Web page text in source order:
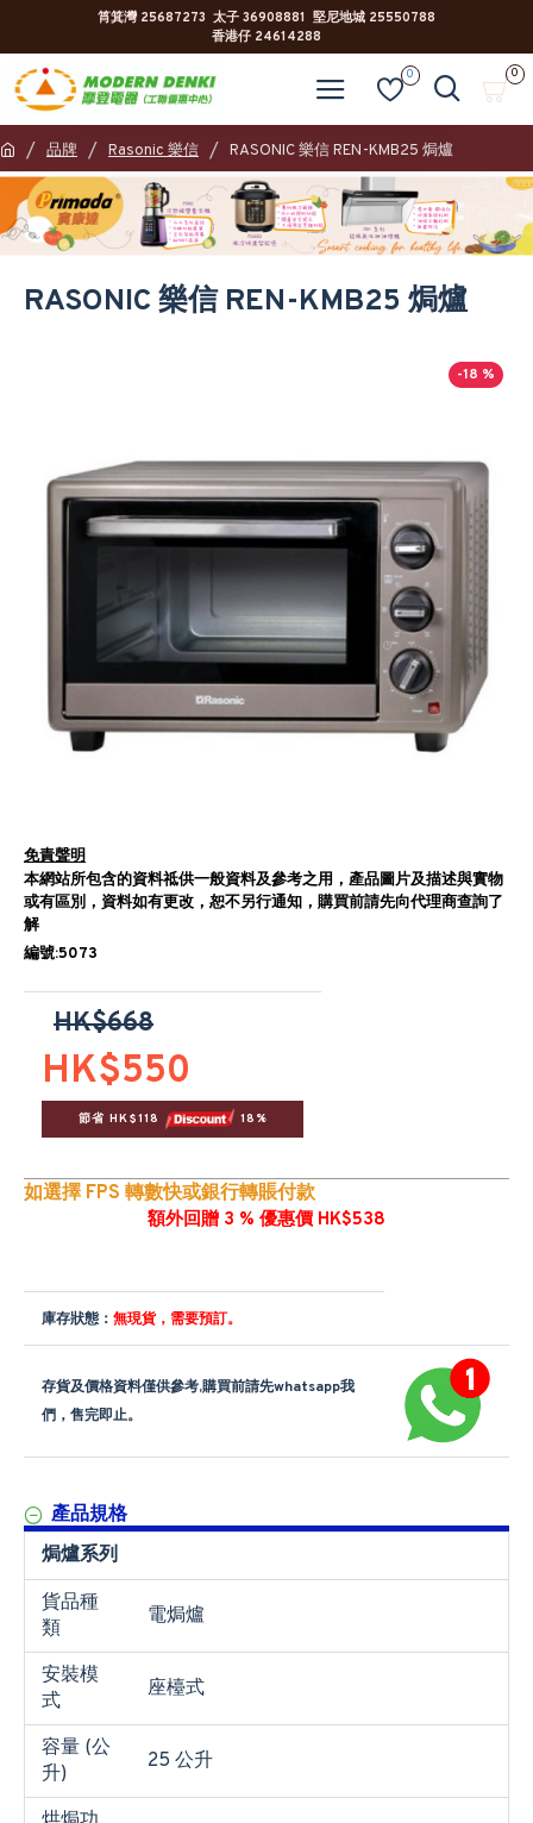
筲箕灣 25687273 太子 36908881 堅尼地城 25550788
香港仔 24614288
0 0
品牌 Rasonic 樂信 RASONIC 樂信 REN-KMB25 焗爐
RASONIC 樂信 REN-KMB25 焗爐
-18 %
免責聲明
本網站所包含的資料祗供一般資料及參考之用，產品圖片及描述與實物
或有區別，資料如有更改，恕不另行通知，購買前請先向代理商查詢了
解
編號:5073
HK$550
HK$668
節省 HK$118 18%
如選擇 FPS 轉數快或銀行轉賬付款
額外回贈 3 % 優惠價 HK$538
庫存狀態： 無現貨，需要預訂。
存貨及價格資料僅供參考,購買前請先whatsapp我
們，售完即止。
產品規格
焗爐系列
貨品種
類
電焗爐
安裝模
式
座檯式
容量 (公
升)
25 公升